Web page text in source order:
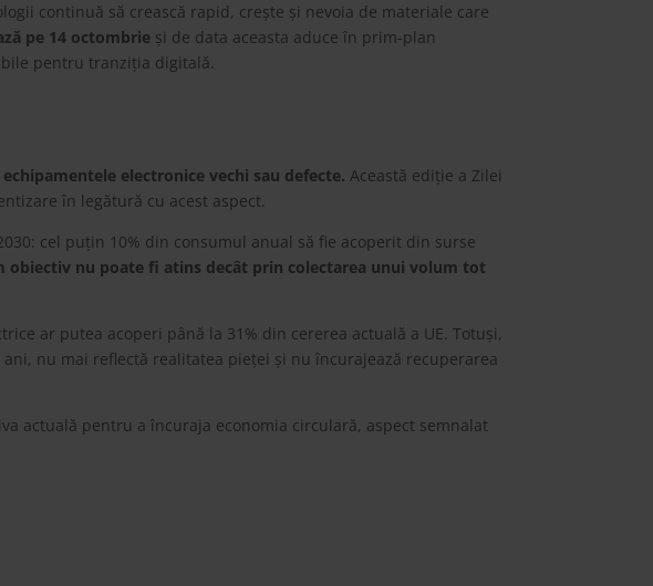
continuă să crească rapid, crește și nevoia de materiale care
pe 14 octombrie și de data aceasta aduce în prim-plan
pentru tranziția digitală.
electronice vechi sau defecte. Această ediție a Zilei
în legătură cu acest aspect.
cel puțin 10% din consumul anual să fie acoperit din surse
obiectiv nu poate fi atins decât prin colectarea unui volum tot
ar putea acoperi până la 31% din cererea actuală a UE. Totuși,
nu mai reflectă realitatea pieței și nu încurajează recuperarea
actuală pentru a încuraja economia circulară, aspect semnalat